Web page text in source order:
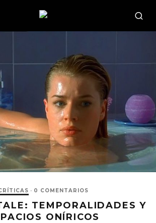
· 0 COMENTARIOS
TEMPORALIDADES Y
ONÍRICOS